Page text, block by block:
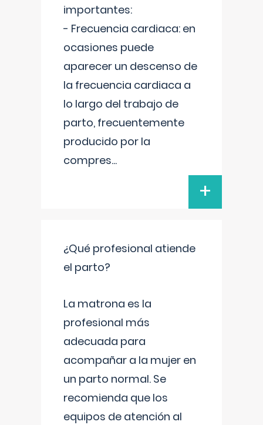
importantes:
- Frecuencia cardiaca: en
ocasiones puede
aparecer un descenso de
la frecuencia cardiaca a
lo largo del trabajo de
parto, frecuentemente
producido por la
compres...
+
¿Qué profesional atiende
el parto?
La matrona es la
profesional más
adecuada para
acompañar a la mujer en
un parto normal. Se
recomienda que los
equipos de atención al